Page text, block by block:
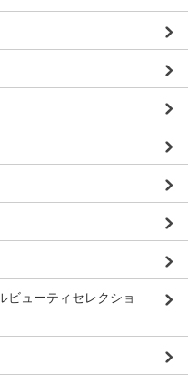
ビューティセレクショ